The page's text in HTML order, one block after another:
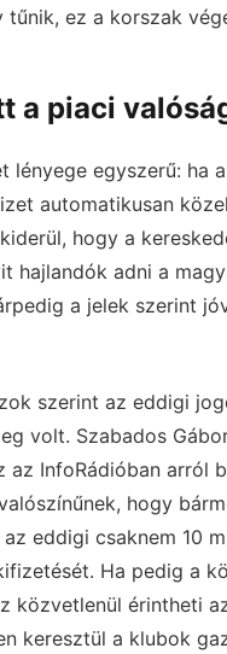
tűnik, ez a korszak
a piaci
lényege egyszerű: ha
automatikusan
hogy a
hajlandók adni a
a jelek szerint
szerint az eddigi
volt. Szabados
az InfoRádióban arról
hogy
eddigi csaknem 10
Ha pedig a
közvetlenül érintheti
keresztül a klubok